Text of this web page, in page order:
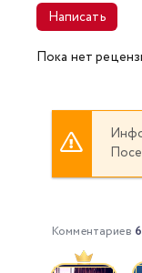
Написать
Пока нет
Комментариев